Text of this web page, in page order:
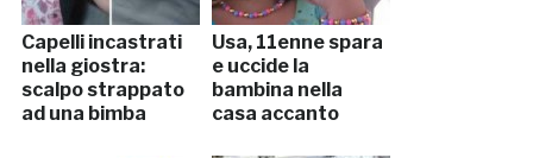
Capelli incastrati
nella giostra:
scalpo strappato
ad una bimba
Usa, 11enne spara
e uccide la
bambina nella
casa accanto